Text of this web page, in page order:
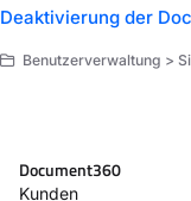
Deaktivierung der
Benutzerverwaltung >
Document360
Kunden